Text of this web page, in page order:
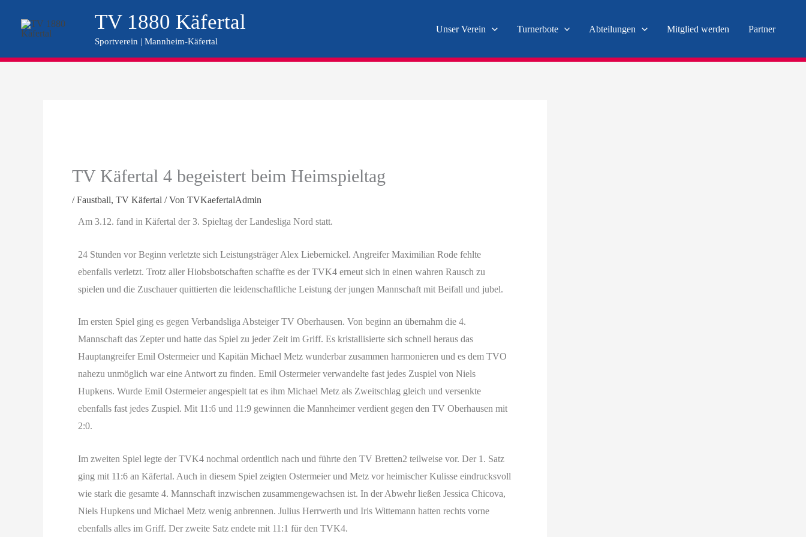
TV 1880 Käfertal
Sportverein | Mannheim-Käfertal
Unser Verein Turnerbote Abteilungen Mitglied werden Partner
TV Käfertal 4 begeistert beim Heimspieltag
/Faustball, TV Käfertal / Von TVKaefertalAdmin
Am 3.12. fand in Käfertal der 3. Spieltag der Landesliga Nord statt.
24 Stunden vor Beginn verletzte sich Leistungsträger Alex Liebernickel. Angreifer Maximilian Rode fehlte
ebenfalls verletzt. Trotz aller Hiobsbotschaften schaffte es der TVK4 erneut sich in einen wahren Rausch zu
spielen und die Zuschauer quittierten die leidenschaftliche Leistung der jungen Mannschaft mit Beifall und jubel.
Im ersten Spiel ging es gegen Verbandsliga Absteiger TV Oberhausen. Von beginn an übernahm die 4.
Mannschaft das Zepter und hatte das Spiel zu jeder Zeit im Griff. Es kristallisierte sich schnell heraus das
Hauptangreifer Emil Ostermeier und Kapitän Michael Metz wunderbar zusammen harmonieren und es dem TVO
nahezu unmöglich war eine Antwort zu finden. Emil Ostermeier verwandelte fast jedes Zuspiel von Niels
Hupkens. Wurde Emil Ostermeier angespielt tat es ihm Michael Metz als Zweitschlag gleich und versenkte
ebenfalls fast jedes Zuspiel. Mit 11:6 und 11:9 gewinnen die Mannheimer verdient gegen den TV Oberhausen mit
2:0.
Im zweiten Spiel legte der TVK4 nochmal ordentlich nach und führte den TV Bretten2 teilweise vor. Der 1. Satz
ging mit 11:6 an Käfertal. Auch in diesem Spiel zeigten Ostermeier und Metz vor heimischer Kulisse eindrucksvoll
wie stark die gesamte 4. Mannschaft inzwischen zusammengewachsen ist. In der Abwehr ließen Jessica Chicova,
Niels Hupkens und Michael Metz wenig anbrennen. Julius Herrwerth und Iris Wittemann hatten rechts vorne
ebenfalls alles im Griff. Der zweite Satz endete mit 11:1 für den TVK4.